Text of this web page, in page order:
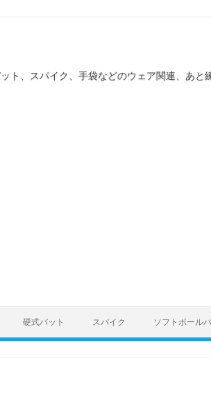
、スパイク、手袋などのウェア関連、あと
硬式バット スパイク ソフトボール